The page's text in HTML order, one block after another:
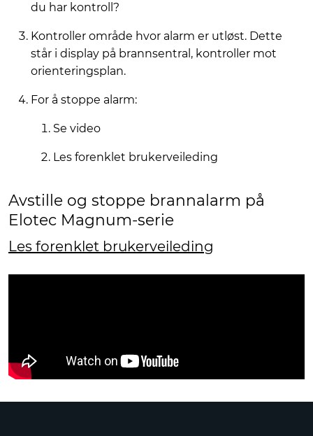
du har kontroll?
Kontroller område hvor alarm er utløst. Dette
står i display på brannsentral, kontroller mot
orienteringsplan.
For å stoppe alarm:
Se video
Les forenklet brukerveileding
Avstille og stoppe brannalarm på
Elotec Magnum-serie
Les forenklet brukerveileding